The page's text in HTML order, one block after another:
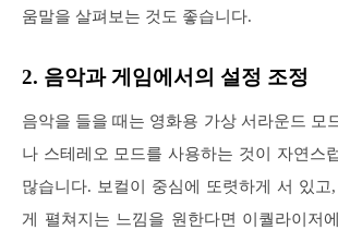
움말을 살펴보는 것도 좋습니다.
2. 음악과 게임에서의 설정 조정
음악을 들을 때는 영화용 가상 서라운드 모
나 스테레오 모드를 사용하는 것이 자연스
많습니다. 보컬이 중심에 또렷하게 서 있고
게 펼쳐지는 느낌을 원한다면 이퀄라이저